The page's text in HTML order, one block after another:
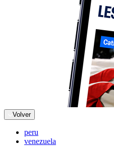
Volver
peru
venezuela